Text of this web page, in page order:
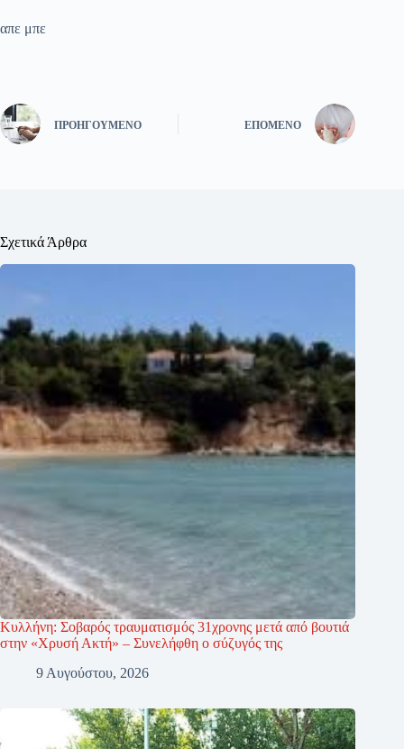
απε μπε
ΠΡΟΗΓΟΎΜΕΝΟ ΕΠΌΜΕΝΟ
Σχετικά Άρθρα
Κυλλήνη: Σοβαρός τραυματισμός 31χρονης μετά από βουτιά
στην «Χρυσή Ακτή» – Συνελήφθη ο σύζυγός της
9 Αυγούστου, 2026